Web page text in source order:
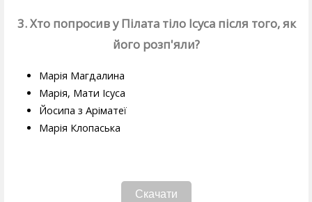
3. Хто попросив у Пілата тіло Ісуса після того, як
його розп'яли?
Марія Магдалина
Марія, Мати Ісуса
Йосипа з Аріматеї
Марія Клопаська
Скачати